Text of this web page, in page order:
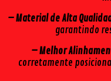
– Material de Alta
garantindo
– Melhor
corretamente